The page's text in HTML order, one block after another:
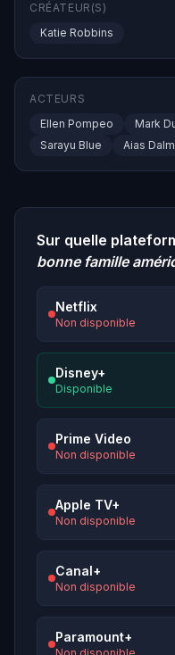
CRÉATEUR(S)
Katie Robbins
ACTEURS
Ellen Pompeo
Mark
Sarayu Blue
Aias
Sur quelle
bonne famille
Netflix
Non disponible
Disney+
Disponible
Prime Video
Non disponible
Apple TV+
Non disponible
Canal+
Non disponible
Paramount+